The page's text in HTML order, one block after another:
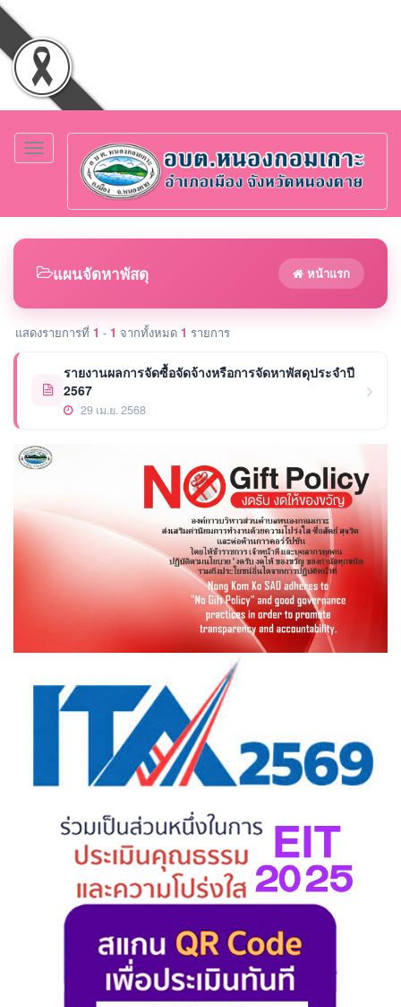
Toggle
navigation
แผนจัดหาพัสดุ หน้าแรก
แสดงรายการที่ 1 - 1 จากทั้งหมด 1 รายการ
รายงานผลการจัดซื้อจัดจ้างหรือการจัดหาพัสดุประจำปี
2567
29 เม.ย. 2568